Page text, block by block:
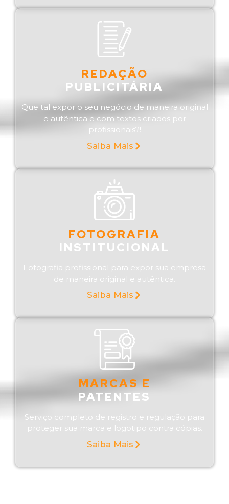
REDAÇÃO
PUBLICITÁRIA
Que tal expor o seu negócio de maneira original
e autêntica e com textos criados por
profissionais?!
Saiba Mais
FOTOGRAFIA
INSTITUCIONAL
Fotografia profissional para expor sua empresa
de maneira original e autêntica.
Saiba Mais
MARCAS E
PATENTES
Serviço completo de registro e regulação para
proteger sua marca e logotipo contra cópias.
Saiba Mais